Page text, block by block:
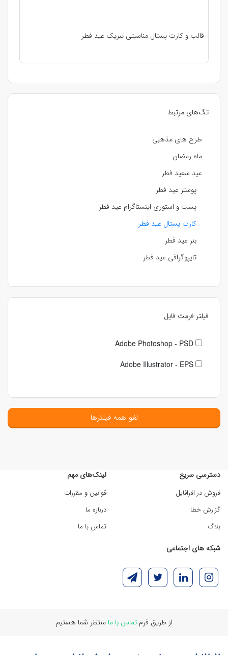
تگ‌های مرتبط
طرح های مذهبی
ماه رمضان
عید سعید فطر
پوستر عید فطر
پست و استوری اینستاگرام عید فطر
کارت پستال عید فطر
بنر عید فطر
تایپوگرافی عید فطر
فیلتر فرمت فایل
Adobe Photoshop - PSD
Adobe Illustrator - EPS
لغو همه فیلترها
قالب و کارت پستال مناسبتی تبریک عید فطر
دسترسی سریع
فروش در افرافایل
گزارش خطا
بلاگ
لینک‌های مهم
قوانین و مقررات
درباره ما
تماس با ما
شبکه های اجتماعی
از طریق فرمتماس با ما منتظر شما هستیم